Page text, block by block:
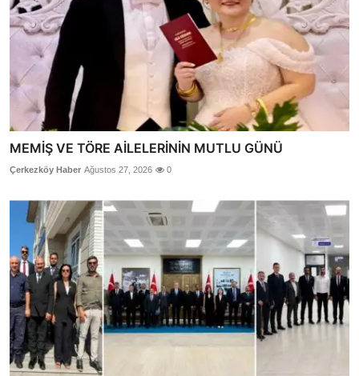
MEMİŞ VE TÖRE AİLELERİNİN MUTLU GÜNÜ
Çerkezköy Haber Ağustos 27, 2026 0